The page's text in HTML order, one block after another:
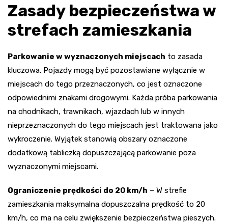
Zasady bezpieczeństwa w
strefach zamieszkania
Parkowanie w wyznaczonych miejscach to zasada
kluczowa. Pojazdy mogą być pozostawiane wyłącznie w
miejscach do tego przeznaczonych, co jest oznaczone
odpowiednimi znakami drogowymi. Każda próba parkowania
na chodnikach, trawnikach, wjazdach lub w innych
nieprzeznaczonych do tego miejscach jest traktowana jako
wykroczenie. Wyjątek stanowią obszary oznaczone
dodatkową tabliczką dopuszczającą parkowanie poza
wyznaczonymi miejscami.
Ograniczenie prędkości do 20 km/h – W strefie
zamieszkania maksymalna dopuszczalna prędkość to 20
km/h, co ma na celu zwiększenie bezpieczeństwa pieszych.